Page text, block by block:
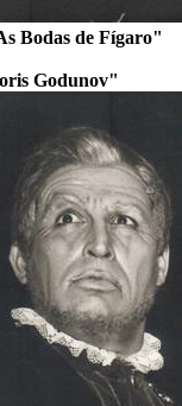
Bodas de Fígaro"
Godunov"